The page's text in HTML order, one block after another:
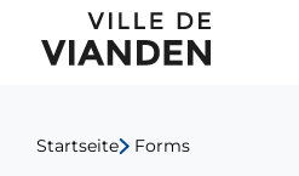
Startseite Forms